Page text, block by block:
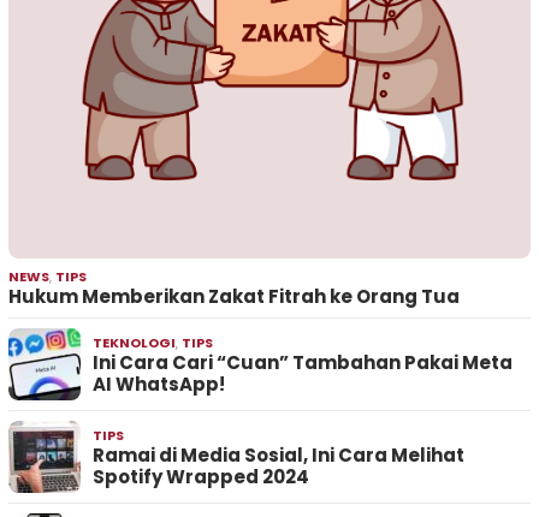
NEWS, TIPS
Hukum Memberikan Zakat Fitrah ke Orang Tua
TEKNOLOGI, TIPS
Ini Cara Cari “Cuan” Tambahan Pakai Meta
AI WhatsApp!
TIPS
Ramai di Media Sosial, Ini Cara Melihat
Spotify Wrapped 2024